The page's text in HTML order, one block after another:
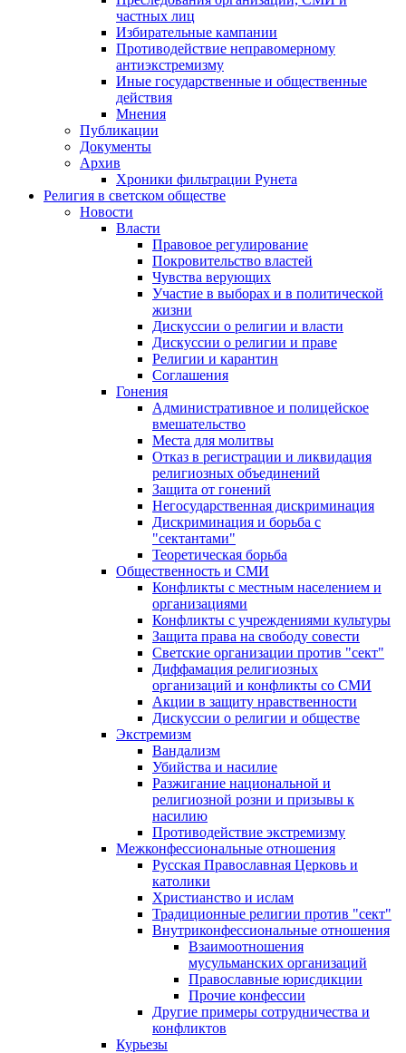
частных лиц
Избирательные кампании
Противодействие неправомерному
антиэкстремизму
Иные государственные и общественные
действия
Мнения
Публикации
Документы
Архив
Хроники фильтрации Рунета
Религия в светском обществе
Новости
Власти
Правовое регулирование
Покровительство властей
Чувства верующих
Участие в выборах и в политической
жизни
Дискуссии о религии и власти
Дискуссии о религии и праве
Религии и карантин
Соглашения
Гонения
Административное и полицейское
вмешательство
Места для молитвы
Отказ в регистрации и ликвидация
религиозных объединений
Защита от гонений
Негосударственная дискриминация
Дискриминация и борьба с
"сектантами"
Теоретическая борьба
Общественность и СМИ
Конфликты с местным населением и
организациями
Конфликты с учреждениями культуры
Защита права на свободу совести
Светские организации против "сект"
Диффамация религиозных
организаций и конфликты со СМИ
Акции в защиту нравственности
Дискуссии о религии и обществе
Экстремизм
Вандализм
Убийства и насилие
Разжигание национальной и
религиозной розни и призывы к
насилию
Противодействие экстремизму
Межконфессиональные отношения
Русская Православная Церковь и
католики
Христианство и ислам
Традиционные религии против "сект"
Внутриконфессиональные отношения
Взаимоотношения
мусульманских организаций
Православные юрисдикции
Прочие конфессии
Другие примеры сотрудничества и
конфликтов
Курьезы